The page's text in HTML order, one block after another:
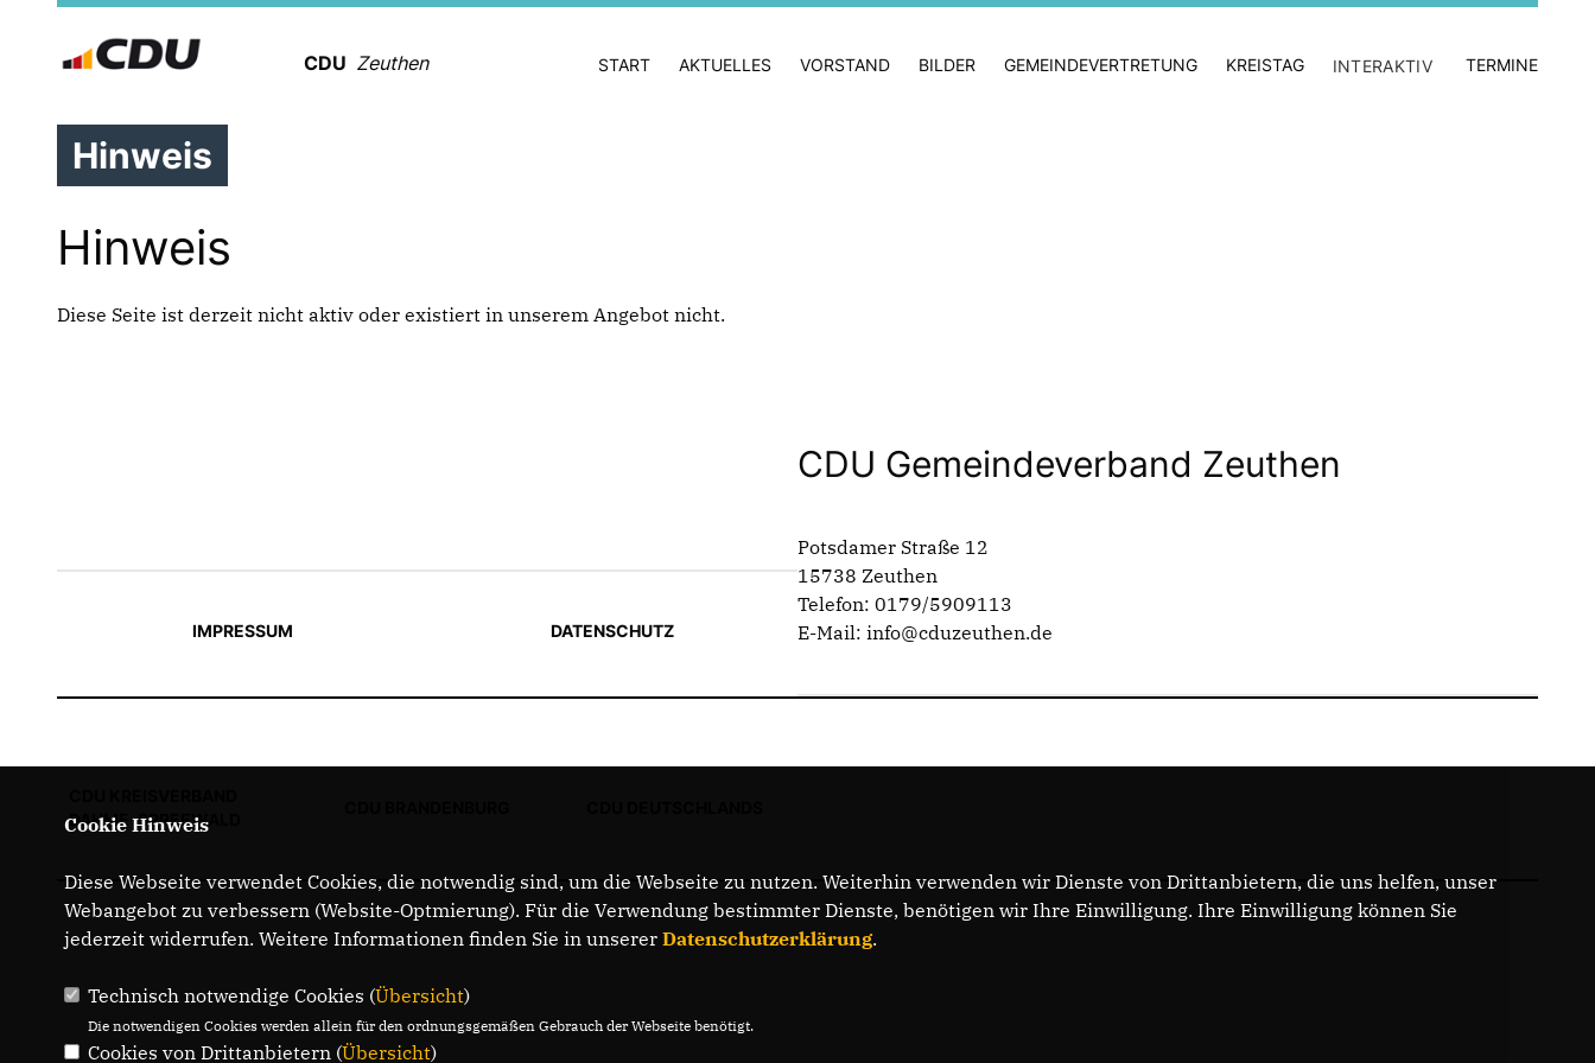
CDU Zeuthen START AKTUELLES VORSTAND BILDER GEMEINDEVERTRETUNG KREISTAG INTERAKTIV TERMINE
Hinweis
Hinweis
Diese Seite ist derzeit nicht aktiv oder existiert in unserem Angebot nicht.
IMPRESSUM DATENSCHUTZ
CDU Gemeindeverband Zeuthen
Potsdamer Straße 12
15738 Zeuthen
Telefon: 0179/5909113
E-Mail: info@cduzeuthen.de
DAHME-SPREEWALD
Cookie Hinweis
Diese Webseite verwendet Cookies, die notwendig sind, um die Webseite zu nutzen. Weiterhin verwenden wir Dienste von Drittanbietern, die uns helfen, unser
Webangebot zu verbessern (Website-Optmierung). Für die Verwendung bestimmter Dienste, benötigen wir Ihre Einwilligung. Ihre Einwilligung können Sie
jederzeit widerrufen. Weitere Informationen finden Sie in unserer Datenschutzerklärung.
Technisch notwendige Cookies (Übersicht)
Die notwendigen Cookies werden allein für den ordnungsgemäßen Gebrauch der Webseite benötigt.
Cookies von Drittanbietern (Übersicht)